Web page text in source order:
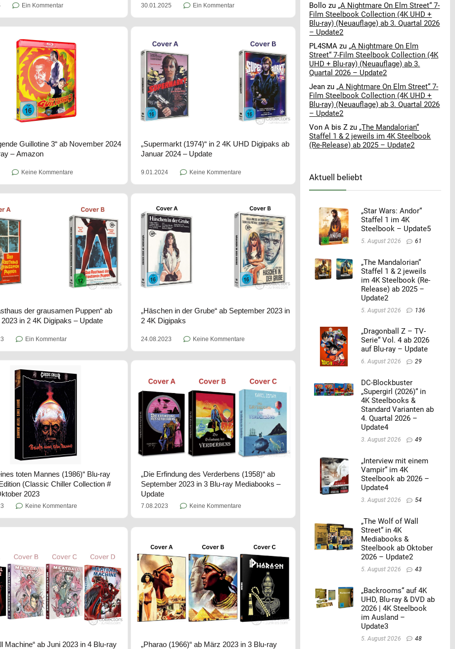
Ein Kommentar 30.01.2025 Ein Kommentar
Guillotine 3“ ab November 2024
– Amazon
Keine Kommentare
„Supermarkt (1974)“ in 2 4K UHD Digipaks ab
Januar 2024 – Update
9.01.2024 Keine Kommentare
der grausamen Puppen“ ab
in 2 4K Digipaks – Update
Ein Kommentar
„Häschen in der Grube“ ab September 2023 in
2 4K Digipaks
24.08.2023 Keine Kommentare
toten Mannes (1986)“ Blu-ray
(Classic Chiller Collection #
2023
Keine Kommentare
„Die Erfindung des Verderbens (1958)“ ab
September 2023 in 3 Blu-ray Mediabooks –
Update
7.08.2023 Keine Kommentare
Machine“ ab Juni 2023 in 4 Blu-ray
„Pharao (1966)“ ab März 2023 in 3 Blu-ray
Bollo zu „A Nightmare On Elm Street“ 7-
Film Steelbook Collection (4K UHD +
Blu-ray) (Neuauflage) ab 3. Quartal 2026
– Update2
PL4SMA zu „A Nightmare On Elm
Street“ 7-Film Steelbook Collection (4K
UHD + Blu-ray) (Neuauflage) ab 3.
Quartal 2026 – Update2
Jean zu „A Nightmare On Elm Street“ 7-
Film Steelbook Collection (4K UHD +
Blu-ray) (Neuauflage) ab 3. Quartal 2026
– Update2
Von A bis Z zu „The Mandalorian“
Staffel 1 & 2 jeweils im 4K Steelbook
(Re-Release) ab 2025 – Update2
Aktuell beliebt
„Star Wars: Andor“
Staffel 1 im 4K
Steelbook – Update5
5. August 2026 61
„The Mandalorian“
Staffel 1 & 2 jeweils
im 4K Steelbook (Re-
Release) ab 2025 –
Update2
5. August 2026 136
„Dragonball Z – TV-
Serie“ Vol. 4 ab 2026
auf Blu-ray – Update
6. August 2026 29
DC-Blockbuster
„Supergirl (2026)“ in
4K Steelbooks &
Standard Varianten ab
4. Quartal 2026 –
Update4
3. August 2026 49
„Interview mit einem
Vampir“ im 4K
Steelbook ab 2026 –
Update4
3. August 2026 54
„The Wolf of Wall
Street“ in 4K
Mediabooks &
Steelbook ab Oktober
2026 – Update2
5. August 2026 43
„Backrooms“ auf 4K
UHD, Blu-ray & DVD ab
2026 | 4K Steelbook
im Ausland –
Update3
5. August 2026 48